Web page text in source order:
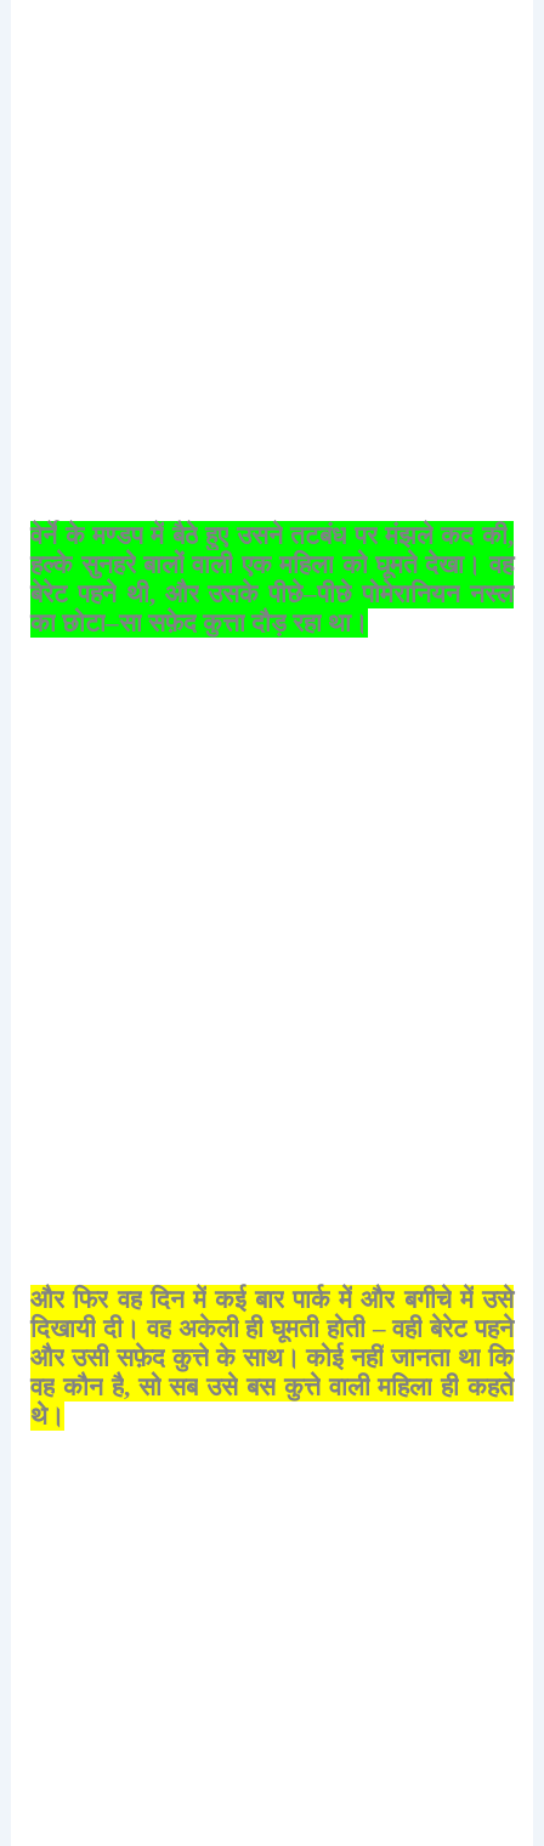
वेर्ने के मण्डप में बैठे हुए उसने तटबंध पर मंझले कद की,
हल्के सुनहरे बालों वाली एक महिला को घूमते देखा। वह
बेरेट पहने थी, और उसके पीछे–पीछे पोमेरानियन नस्ल
का छोटा–सा सफ़ेद कुत्ता दौड़ रहा था।
और फिर वह दिन में कई बार पार्क में और बगीचे में उसे
दिखायी दी। वह अकेली ही घूमती होती–वही बेरेट पहने
और उसी सफ़ेद कुत्ते के साथ। कोई नहीं जानता था कि
वह कौन है,सो सब उसे बस कुत्ते वाली महिला ही कहते
थे।